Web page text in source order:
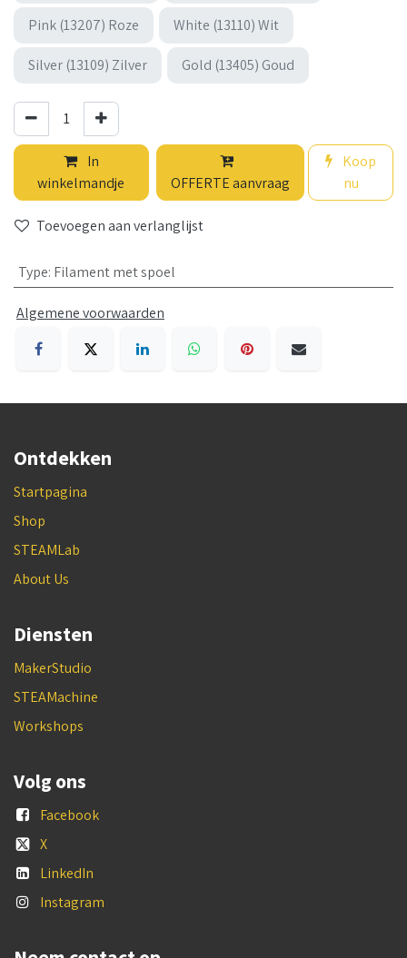
Pink (13207) Roze White (13110) Wit
Silver (13109) Zilver Gold (13405) Goud
In
winkelmandje
OFFERTE aanvraag
Koop
nu
Toevoegen aan verlanglijst
Type: Filament met spoel
Algemene voorwaarden
Ontdekken
Startpagina
Shop
STEAMLab
About Us
Diensten
MakerStudio
STEAMachine
Workshops
Volg ons
Facebook
X
LinkedIn
Instagram